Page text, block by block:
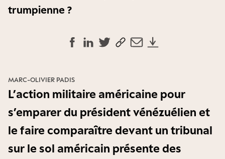
trumpienne ?
L’action militaire américaine pour
s’emparer du président vénézuélien et
le faire comparaître devant un tribunal
sur le sol américain présente des
MARC-OLIVIER PADIS